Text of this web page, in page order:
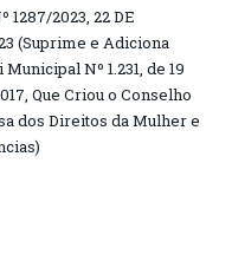
2023, 22 DE
(Suprime e Adiciona
Nº 1.231, de 19
Que Criou o Conselho
dos Direitos da Mulher e